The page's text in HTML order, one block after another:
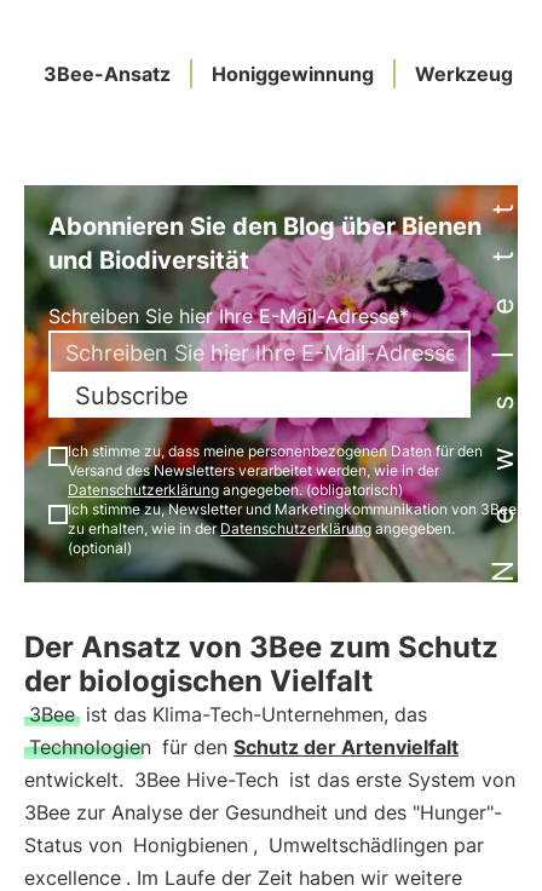
3Bee-Ansatz Honiggewinnung Werkzeuge
Newsletter
Abonnieren Sie den Blog über Bienen
und Biodiversität
Schreiben Sie hier Ihre E-Mail-Adresse*
Subscribe
Ich stimme zu, dass meine personenbezogenen Daten für den
Versand des Newsletters verarbeitet werden, wie in der
Datenschutzerklärung angegeben. (obligatorisch)
Ich stimme zu, Newsletter und Marketingkommunikation von 3Bee
zu erhalten, wie in derDatenschutzerklärungangegeben.
(optional)
Der Ansatz von 3Bee zum Schutz
der biologischen Vielfalt
3Bee ist das Klima-Tech-Unternehmen, das
Technologien für den Schutz der Artenvielfalt
entwickelt. 3Bee Hive-Tech ist das erste System von
3Bee zur Analyse der Gesundheit und des "Hunger"-
Status von Honigbienen , Umweltschädlingen par
excellence . Im Laufe der Zeit haben wir weitere